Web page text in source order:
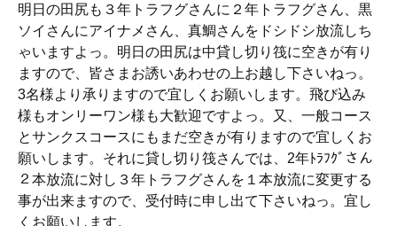
明日の田尻も３年トラフグさんに２年トラフグさん、黒
ソイさんにアイナメさん、真鯛さんをドシドシ放流しち
ゃいますよっ。明日の田尻は中貸し切り筏に空きが有り
ますので、皆さまお誘いあわせの上お越し下さいねっ。
3名様より承りますので宜しくお願いします。飛び込み
様もオンリーワン様も大歓迎ですよっ。又、一般コース
とサンクスコースにもまだ空きが有りますので宜しくお
願いします。それに貸し切り筏さんでは、2年ﾄﾗﾌｸﾞさん
２本放流に対し３年トラフグさんを１本放流に変更する
事が出来ますので、受付時に申し出て下さいねっ。宜し
くお願いします。